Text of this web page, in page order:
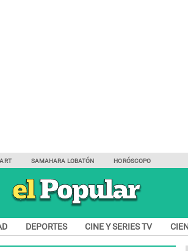
SAMAHARA LOBATÓN HORÓSCOPO
DEPORTES CINE Y SERIES TV